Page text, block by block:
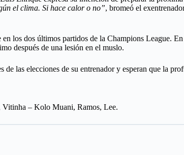
el clima. Si hace calor o no”, bromeó el
los dos últimos partidos de la Champions League.
después de una lesión en el muslo.
las elecciones de su entrenador y esperan que la
Vitinha – Kolo Muani, Ramos, Lee.